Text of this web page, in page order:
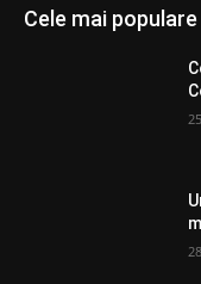
Cele mai populare